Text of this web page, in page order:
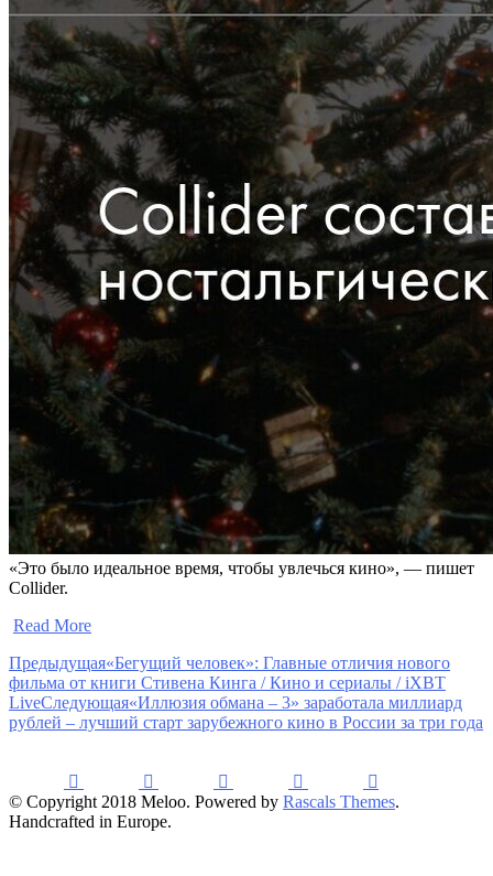
«Это было идеальное время, чтобы увлечься кино», — пишет
Collider.
Read More
Предыдущая«Бегущий человек»: Главные отличия нового
фильма от книги Стивена Кинга / Кино и сериалы / iXBT
LiveСледующая«Иллюзия обмана – 3» заработала миллиард
рублей – лучший старт зарубежного кино в России за три года
© Copyright 2018 Meloo. Powered by Rascals Themes.
Handcrafted in Europe.